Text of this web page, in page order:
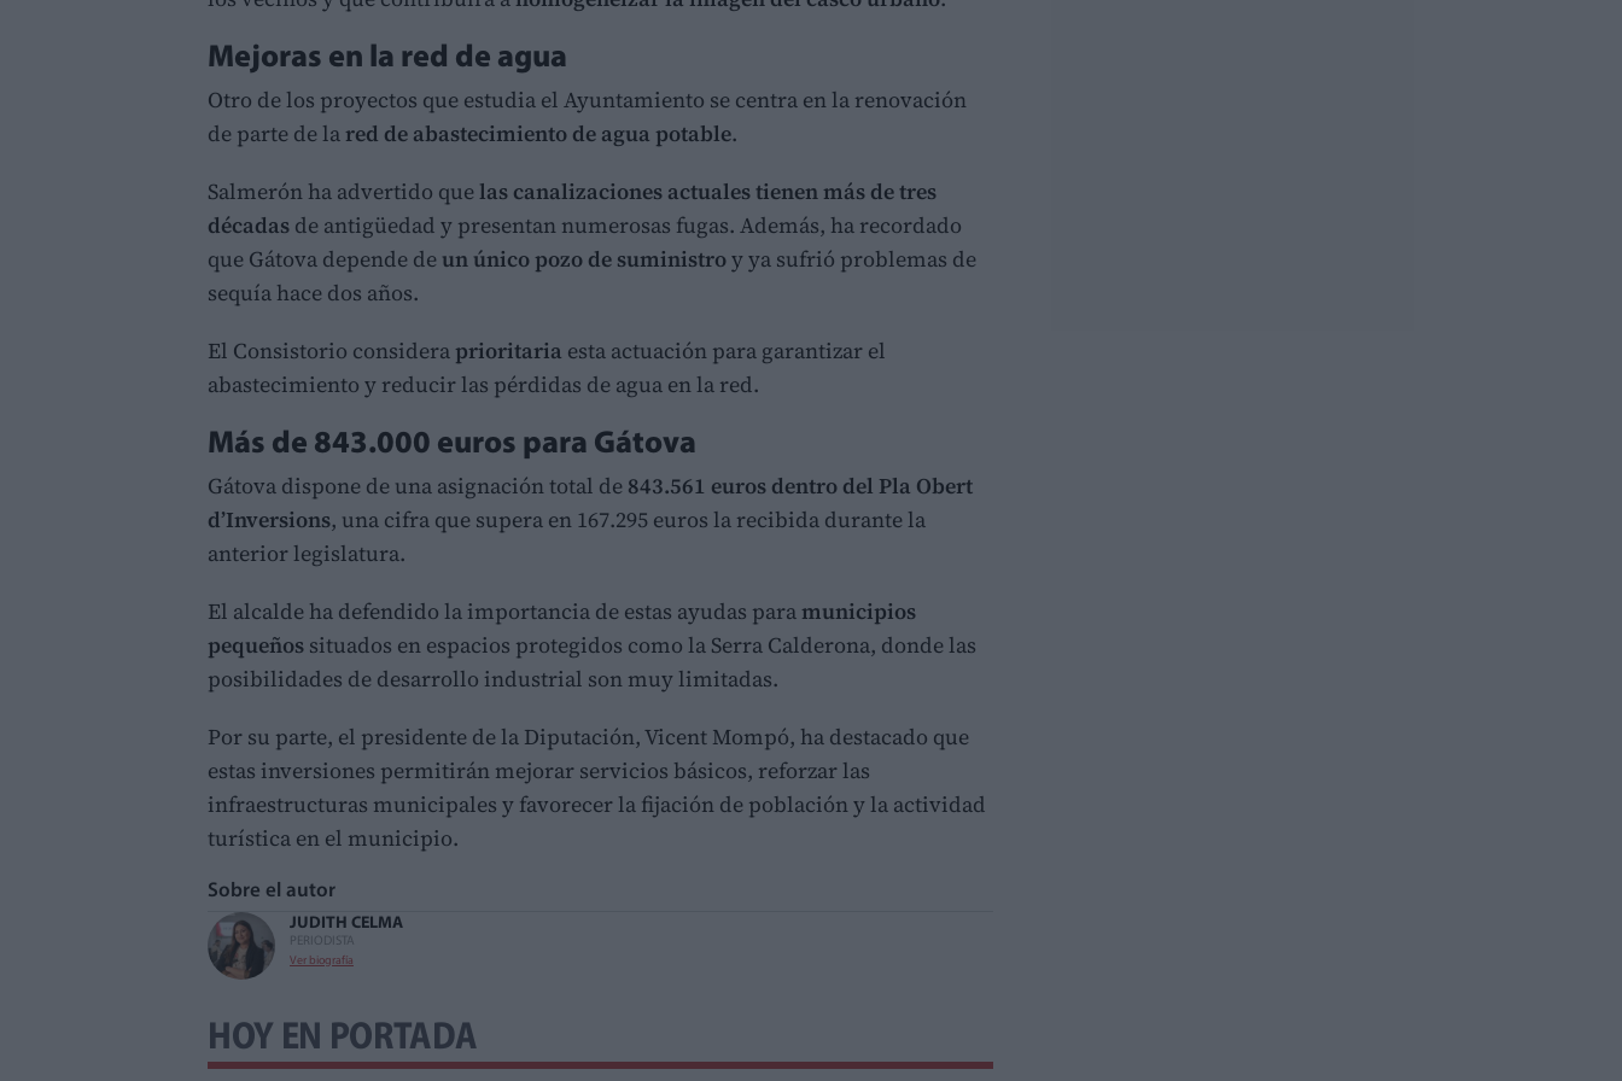
Mejoras en la red de agua
Otro de los proyectos que estudia el Ayuntamiento se centra en la renovación
de parte de lared de abastecimiento de agua potable.
Salmerón ha advertido quelas canalizaciones actuales tienen más de tres
décadas de antigüedad y presentan numerosas fugas. Además, ha recordado
que Gátova depende de un único pozo de suministroy ya sufrió problemas de
sequía hace dos años.
El Consistorio consideraprioritaria esta actuación para garantizar el
abastecimiento y reducir las pérdidas de agua en la red.
Más de 843.000 euros para Gátova
Gátova dispone de una asignación total de 843.561 euros dentro del Pla Obert
d’Inversions, una cifra que supera en 167.295 euros la recibida durante la
anterior legislatura.
El alcalde ha defendido la importancia de estas ayudas paramunicipios
pequeños situados en espacios protegidos como la Serra Calderona, donde las
posibilidades de desarrollo industrial son muy limitadas.
Por su parte, el presidente de la Diputación, Vicent Mompó, ha destacado que
estas inversiones permitirán mejorar servicios básicos, reforzar las
infraestructuras municipales y favorecer la fijación de población y la actividad
turística en el municipio.
Sobre el autor
JUDITH CELMA
PERIODISTA
Ver biografía
HOY EN PORTADA